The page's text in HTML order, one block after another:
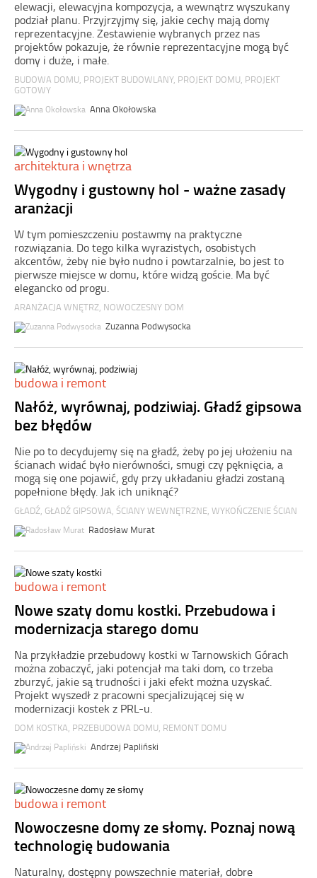
elewacji, elewacyjna kompozycja, a wewnątrz wyszukany
podział planu. Przyjrzyjmy się, jakie cechy mają domy
reprezentacyjne. Zestawienie wybranych przez nas
projektów pokazuje, że równie reprezentacyjne mogą być
domy i duże, i małe.
BUDOWA DOMU, PROJEKT BUDOWLANY, PROJEKT DOMU, PROJEKT
GOTOWY
Anna Okołowska
architektura i wnętrza
Wygodny i gustowny hol - ważne zasady
aranżacji
W tym pomieszczeniu postawmy na praktyczne
rozwiązania. Do tego kilka wyrazistych, osobistych
akcentów, żeby nie było nudno i powtarzalnie, bo jest to
pierwsze miejsce w domu, które widzą goście. Ma być
elegancko od progu.
ARANŻACJA WNĘTRZ, NOWOCZESNY DOM
Zuzanna Podwysocka
budowa i remont
Nałóż, wyrównaj, podziwiaj. Gładź gipsowa
bez błędów
Nie po to decydujemy się na gładź, żeby po jej ułożeniu na
ścianach widać było nierówności, smugi czy pęknięcia, a
mogą się one pojawić, gdy przy układaniu gładzi zostaną
popełnione błędy. Jak ich uniknąć?
GŁADŹ, GŁADŹ GIPSOWA, ŚCIANY WEWNĘTRZNE, WYKOŃCZENIE ŚCIAN
Radosław Murat
budowa i remont
Nowe szaty domu kostki. Przebudowa i
modernizacja starego domu
Na przykładzie przebudowy kostki w Tarnowskich Górach
można zobaczyć, jaki potencjał ma taki dom, co trzeba
zburzyć, jakie są trudności i jaki efekt można uzyskać.
Projekt wyszedł z pracowni specjalizującej się w
modernizacji kostek z PRL-u.
DOM KOSTKA, PRZEBUDOWA DOMU, REMONT DOMU
Andrzej Papliński
budowa i remont
Nowoczesne domy ze słomy. Poznaj nową
technologię budowania
Naturalny, dostępny powszechnie materiał, dobre